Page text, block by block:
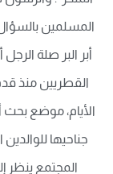
المسلمين
أبر البر صلة
القطريين منذ
الأيام، موضع
جناحيها
المجتمع ينظر